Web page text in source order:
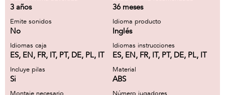
3 años 36 meses
Emite sonidos
No
Idioma producto
Inglés
Idiomas caja
ES, EN, FR, IT, PT, DE, PL, IT
Idiomas instrucciones
ES, EN, FR, IT, PT, DE, PL, IT
Incluye pilas
Si
Material
ABS